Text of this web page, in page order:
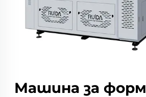
Машина за